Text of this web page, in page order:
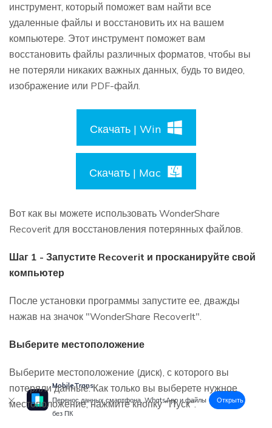
инструмент, который поможет вам найти все
удаленные файлы и восстановить их на вашем
компьютере. Этот инструмент поможет вам
восстановить файлы различных форматов, чтобы вы
не потеряли никаких важных данных, будь то видео,
изображение или PDF-файл.
Скачать | Win
Скачать | Mac
Вот как вы можете использовать WonderShare
Recoverit для восстановления потерянных файлов.
Шаг 1 - Запустите Recoverit и просканируйте свой
компьютер
После установки программы запустите ее, дважды
нажав на значок "WonderShare RecoverIt".
Выберите местоположение
Выберите местоположение (диск), с которого вы
потеряли данные. Как только вы выберете нужное
местоположение, нажмите кнопку "Пуск".
MobileTrans
Перенос данных смартфона, WhatsApp и файлы
без ПК
Открыть